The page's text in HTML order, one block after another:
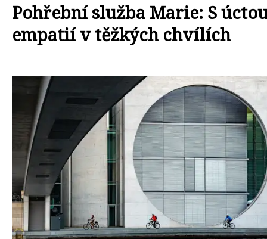
Pohřební služba Marie: S
empatií v těžkých chvílích